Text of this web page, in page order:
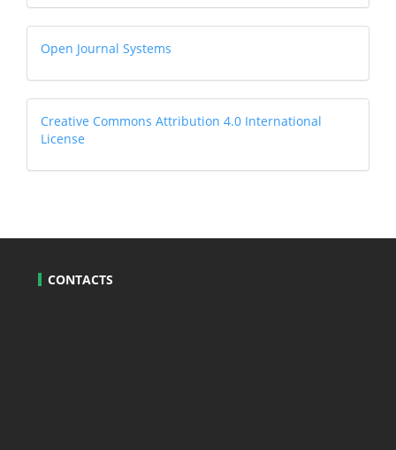
Open
Journal
Systems
Open Journal Systems
Creative
Creative Commons Attribution 4.0 International
License
CONTACTS